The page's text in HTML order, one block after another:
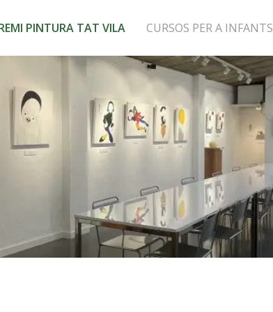
PINTURA TAT VILA CURSOS PER A INFANTS